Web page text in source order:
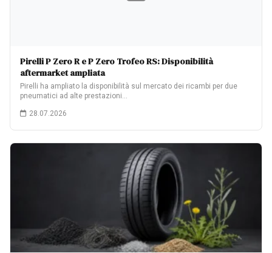
Pirelli P Zero R e P Zero Trofeo RS: Disponibilità
aftermarket ampliata
Pirelli ha ampliato la disponibilità sul mercato dei ricambi per due
pneumatici ad alte prestazioni…
28.07.2026